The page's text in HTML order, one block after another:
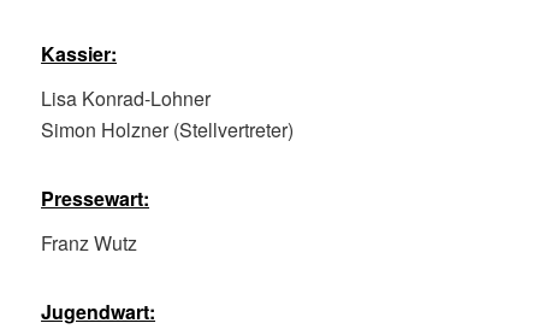
Kassier:
Lisa Konrad-Lohner
Simon Holzner (Stellvertreter)
Pressewart:
Franz Wutz
Jugendwart: